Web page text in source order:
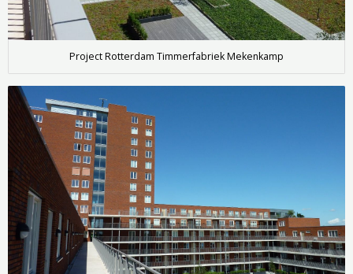
Project Rotterdam Timmerfabriek Mekenkamp